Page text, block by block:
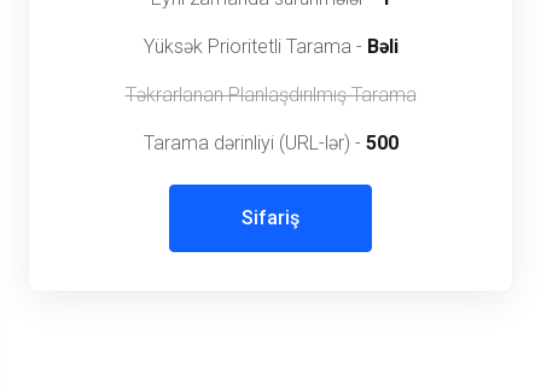
Yüksək Prioritetli Tarama - Bəli
Təkrarlanan Planlaşdırılmış Tarama
Tarama dərinliyi (URL-lər) - 500
Sifariş